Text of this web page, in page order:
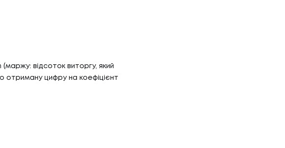
відсоток виторгу, який
отриману цифру на коефіцієнт